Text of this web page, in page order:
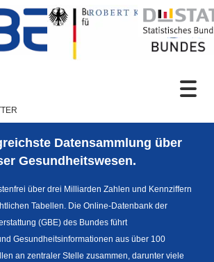
Datensammlung über
Gesundheitswesen.
über drei Milliarden Zahlen und Kennziffern
Tabellen. Die Online-Datenbank der
(GBE) des Bundes führt
Gesundheitsinformationen aus über 100
an zentraler Stelle zusammen, darunter viele